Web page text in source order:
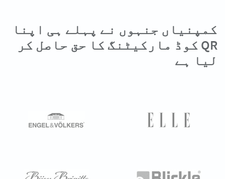
کمپنیاں جنہوں نے پہلے ہی اپنا
QR کوڈ مارکیٹنگ کا حق حاصل کر
لیا ہے